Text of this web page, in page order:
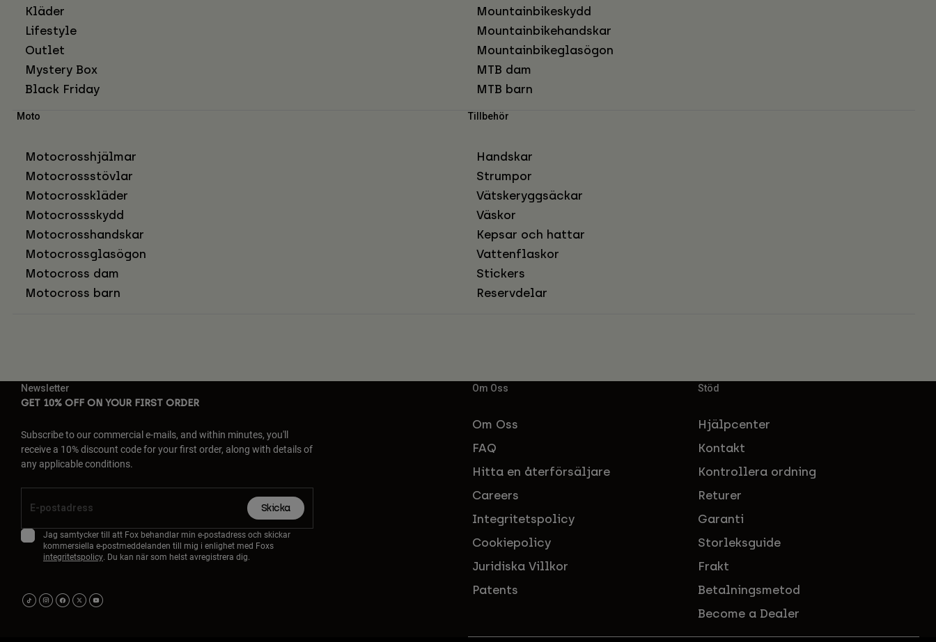
Kläder
Lifestyle
Outlet
Mystery Box
Black Friday
Mountainbikeskydd
Mountainbikehandskar
Mountainbikeglasögon
MTB dam
MTB barn
Moto
Motocrosshjälmar
Motocrossstövlar
Motocrosskläder
Motocrossskydd
Motocrosshandskar
Motocrossglasögon
Motocross dam
Motocross barn
Tillbehör
Handskar
Strumpor
Vätskeryggsäckar
Väskor
Kepsar och hattar
Vattenflaskor
Stickers
Reservdelar
Newsletter
GET 10% OFF ON YOUR FIRST ORDER
Subscribe to our commercial e-mails, and within minutes, you'll
receive a 10% discount code for your first order, along with details of
any applicable conditions.
Skicka
Jag samtycker till att Fox behandlar min e-postadress och skickar
kommersiella e-postmeddelanden till mig i enlighet med Foxs
integritetspolicy. Du kan när som helst avregistrera dig.
Om Oss
Om Oss
FAQ
Hitta en återförsäljare
Careers
Integritetspolicy
Cookiepolicy
Juridiska Villkor
Patents
Stöd
Hjälpcenter
Kontakt
Kontrollera ordning
Returer
Garanti
Storleksguide
Frakt
Betalningsmetod
Become a Dealer